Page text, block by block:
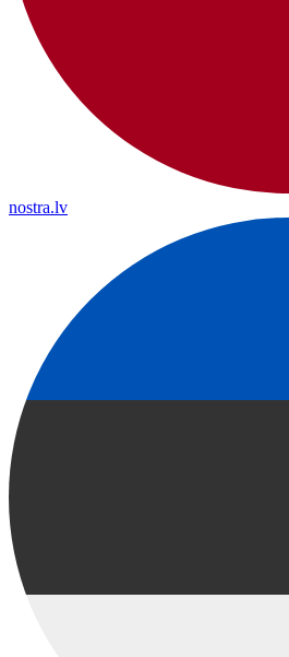
nostra.lv